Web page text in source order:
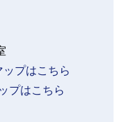
プはこちら
プはこちら